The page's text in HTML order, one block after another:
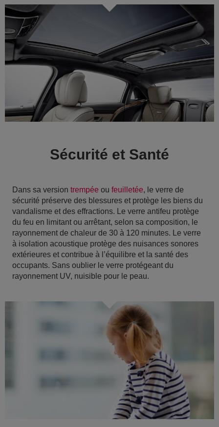
Sécurité et Santé
Dans sa version trempée ou feuilletée, le verre de
sécurité préserve des blessures et protège les biens du
vandalisme et des effractions. Le verre antifeu protège
du feu en limitant ou arrêtant, selon sa composition, le
rayonnement de chaleur de 30 à 120 minutes. Le verre
à isolation acoustique protège des nuisances sonores
extérieures et contribue à l’équilibre et la santé des
occupants. Sans oublier le verre protégeant du
rayonnement UV, nuisible pour le peau.